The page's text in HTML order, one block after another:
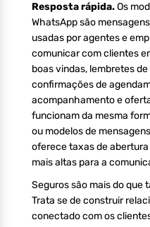
Resposta rápida.Os
WhatsApp são
usadas por agentes e
comunicar com clientes
boas vindas, lembretes
confirmações de
acompanhamento e
funcionam da mesma
ou modelos de
oferece taxas de
mais altas para a
Seguros são mais do que
Trata se de construir
conectado com os